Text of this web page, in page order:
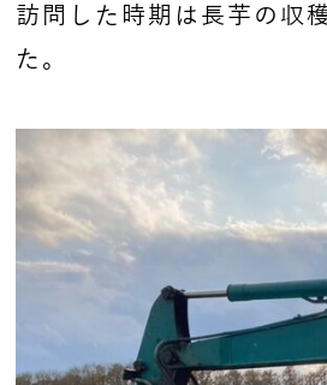
訪問した時期は長芋の収
た。